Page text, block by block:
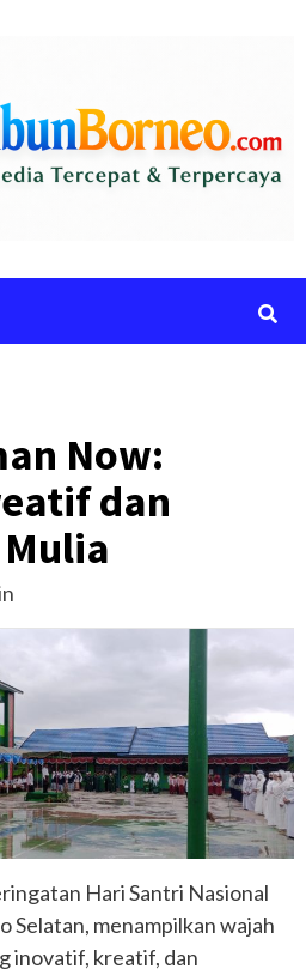
Now:
dan
Hari Santri Nasional
Selatan, menampilkan wajah
inovatif, kreatif, dan